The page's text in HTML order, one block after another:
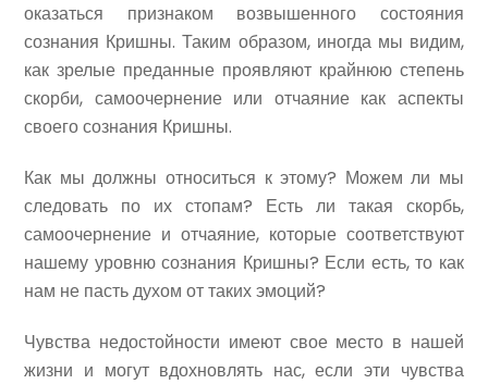
оказаться признаком возвышенного состояния
сознания Кришны. Таким образом, иногда мы видим,
как зрелые преданные проявляют крайнюю степень
скорби, самоочернение или отчаяние как аспекты
своего сознания Кришны.
Как мы должны относиться к этому? Можем ли мы
следовать по их стопам? Есть ли такая скорбь,
самоочернение и отчаяние, которые соответствуют
нашему уровню сознания Кришны? Если есть, то как
нам не пасть духом от таких эмоций?
Чувства недостойности имеют свое место в нашей
жизни и могут вдохновлять нас, если эти чувства